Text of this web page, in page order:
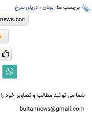
برچسب ها: یونان ، دریای سرخ
شما می توانید مطالب و تصاویر خود
bultannews@gmail.com